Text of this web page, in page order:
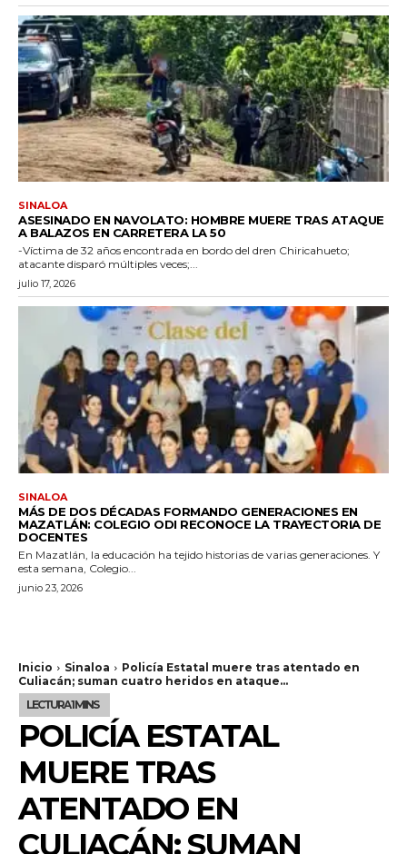
SINALOA
ASESINADO EN NAVOLATO: HOMBRE MUERE TRAS ATAQUE
A BALAZOS EN CARRETERA LA 50
-Víctima de 32 años encontrada en bordo del dren Chiricahueto;
atacante disparó múltiples veces;...
julio 17, 2026
SINALOA
MÁS DE DOS DÉCADAS FORMANDO GENERACIONES EN
MAZATLÁN: COLEGIO ODI RECONOCE LA TRAYECTORIA DE
DOCENTES
En Mazatlán, la educación ha tejido historias de varias generaciones. Y
esta semana, Colegio...
junio 23, 2026